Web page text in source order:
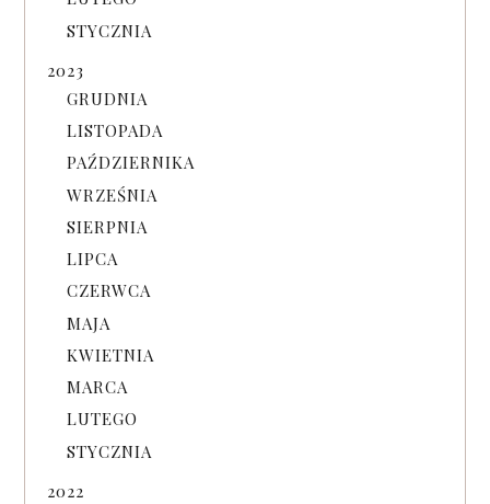
STYCZNIA
2023
GRUDNIA
LISTOPADA
PAŹDZIERNIKA
WRZEŚNIA
SIERPNIA
LIPCA
CZERWCA
MAJA
KWIETNIA
MARCA
LUTEGO
STYCZNIA
2022